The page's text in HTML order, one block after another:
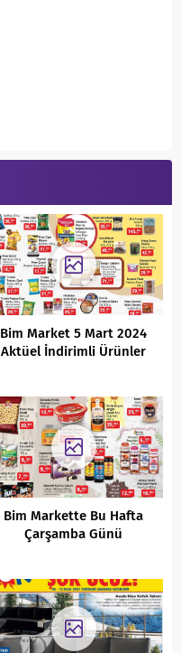
Bim Market 5 Mart 2024
Aktüel İndirimli Ürünler
Bim Markette Bu Hafta
Çarşamba Günü